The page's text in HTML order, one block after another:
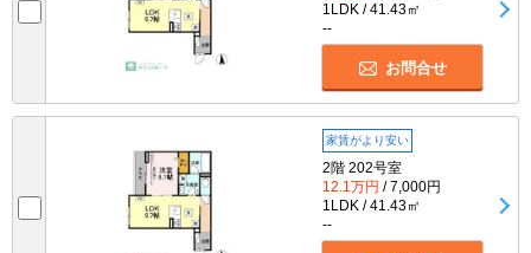
1LDK / 41.43㎡
--
お問合せ
家賃がより安い
2階 202号室
12.1万円 / 7,000円
1LDK / 41.43㎡
--